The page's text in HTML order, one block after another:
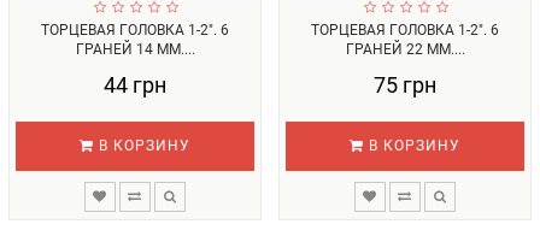
ТОРЦЕВАЯ ГОЛОВКА 1-2". 6
ГРАНЕЙ 14 ММ....
44 грн
В КОРЗИНУ
ТОРЦЕВАЯ ГОЛОВКА 1-2". 6
ГРАНЕЙ 22 ММ....
75 грн
В КОРЗИНУ